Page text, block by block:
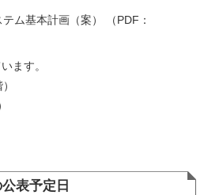
ム基本計画（案） （PDF：
ます。
表予定日